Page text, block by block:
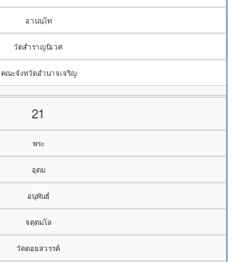
อานนฺโท
วัดสำราญนิเวศ
คณะจังหวัดอำนาจเจริญ
21
พระ
อุดม
อนุพันธ์
จตฺตมโล
วัดดอยสวรรค์